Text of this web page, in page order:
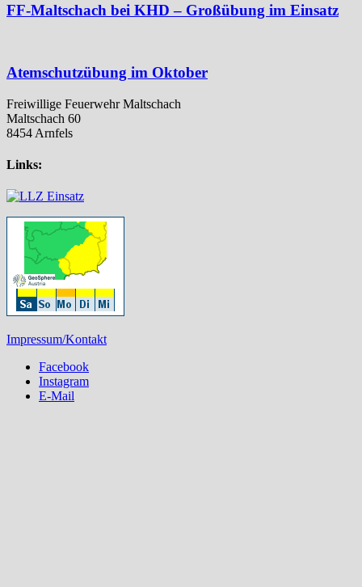
FF-Maltschach bei KHD – Großübung im Einsatz
Atemschutzübung im Oktober
Freiwillige Feuerwehr Maltschach
Maltschach 60
8454 Arnfels
Links:
Impressum/Kontakt
Facebook
Instagram
E-Mail